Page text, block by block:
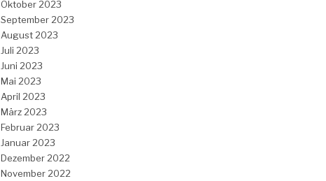
Oktober 2023
September 2023
August 2023
Juli 2023
Juni 2023
Mai 2023
April 2023
März 2023
Februar 2023
Januar 2023
Dezember 2022
November 2022